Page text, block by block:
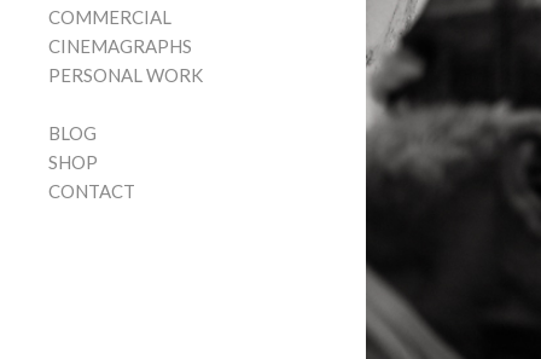
COMMERCIAL
CINEMAGRAPHS
PERSONAL WORK
BLOG
SHOP
CONTACT